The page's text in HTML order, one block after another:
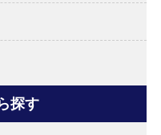
探す